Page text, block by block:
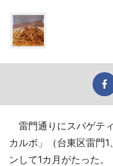
雷門通りにスパゲテ
カルボ」（台東区雷門1
ンして1カ月がたった。